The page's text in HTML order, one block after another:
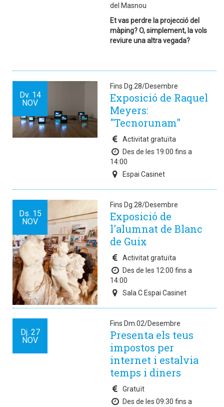
del Masnou
Et vas perdre la projecció del
màping? O, simplement, la vols
reviure una altra vegada?
Dv. 14
NOV
Fins Dg.28/Desembre
Exposició de Raquel
Meyers:
"Tecnorunam"
Activitat gratuïta
Des de les 19:00 fins a
14:00
Espai Casinet
Ds. 15
NOV
Fins Dg.28/Desembre
Exposició de
l'alumnat de Blanc
de Guix
Activitat gratuïta
Des de les 12:00 fins a
14:00
Sala C Espai Casinet
Dj. 27
NOV
Fins Dm.02/Desembre
Presenta els teus
impostos per
internet i estalvia
temps i diners
Gratuït
Des de les 09:30 fins a